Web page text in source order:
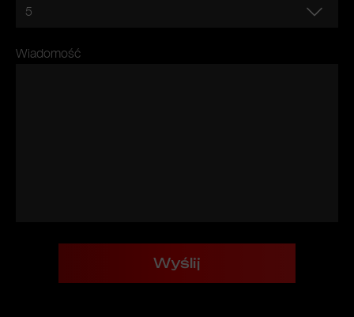
Wiadomość
Wyślij